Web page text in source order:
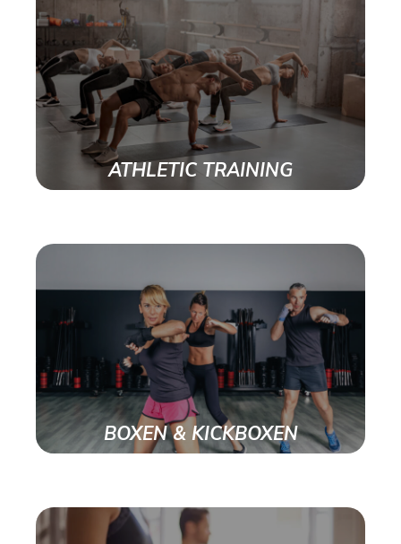
ATHLETIC TRAINING
BOXEN & KICKBOXEN